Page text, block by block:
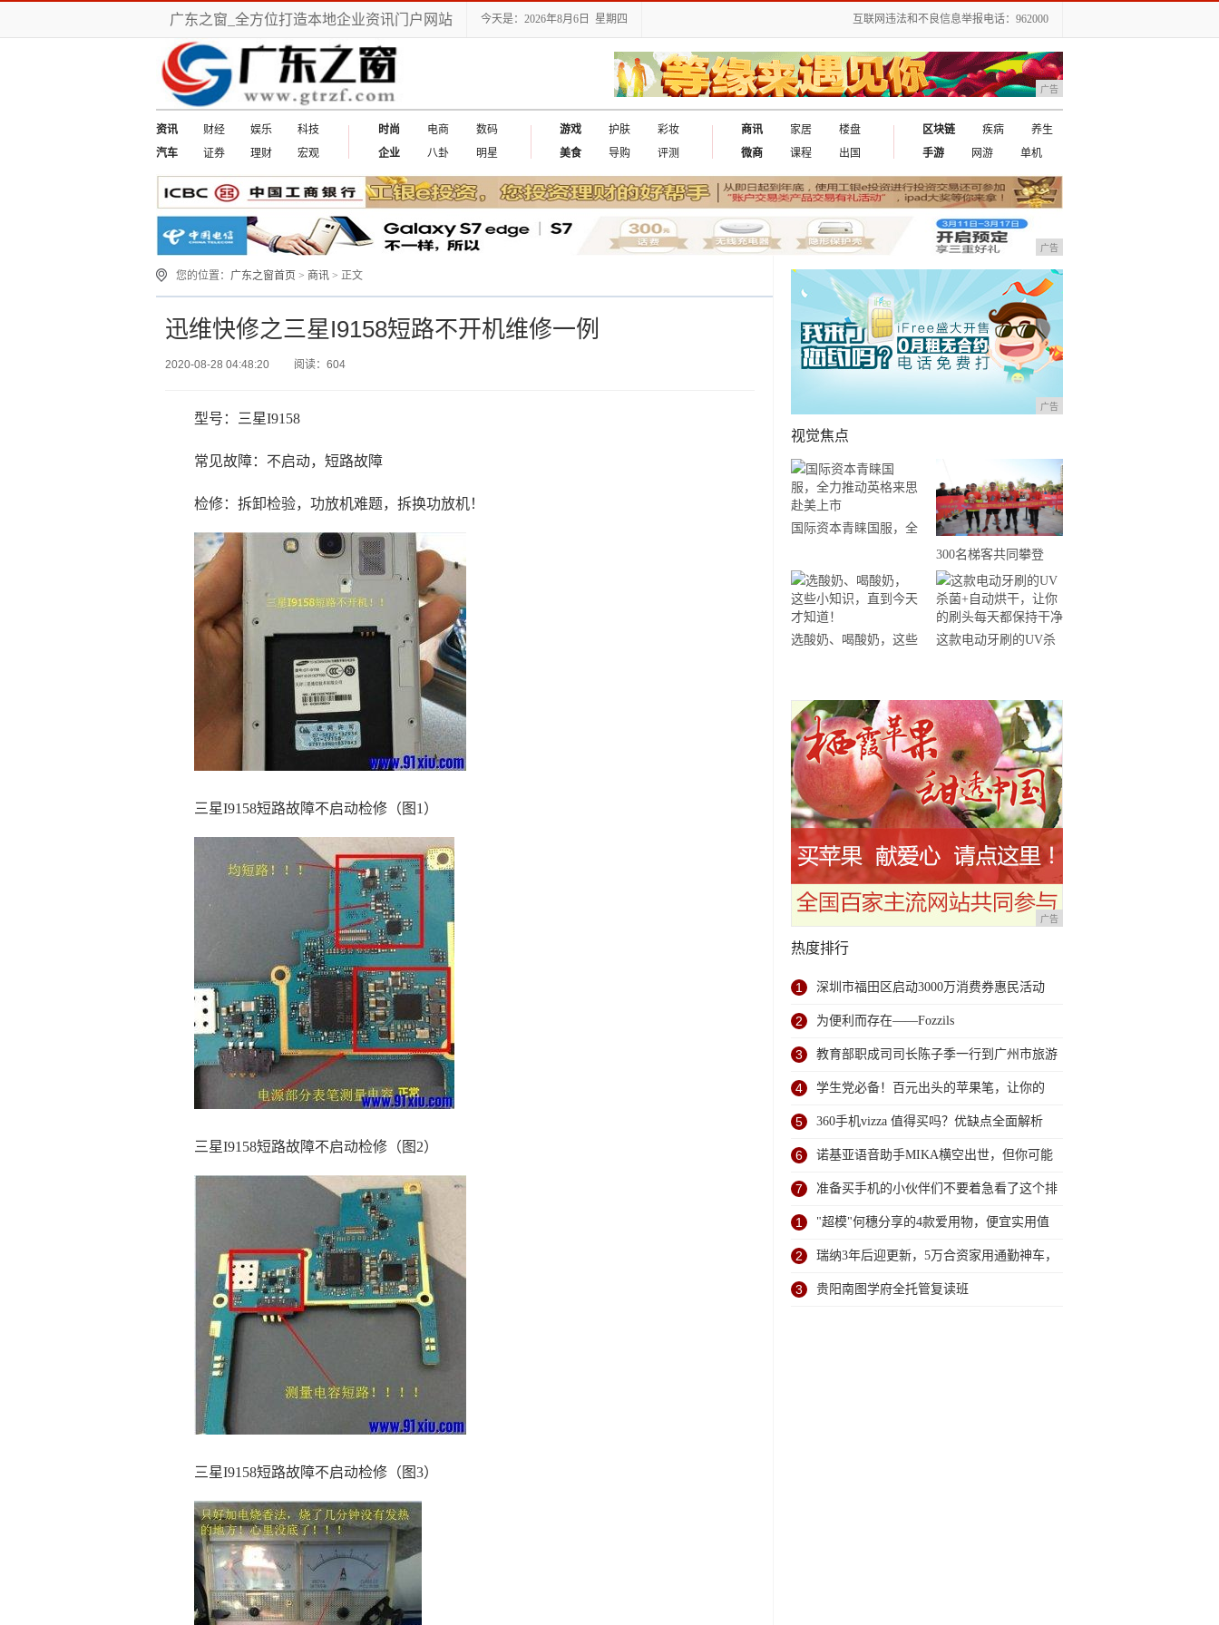
广东之窗_全方位打造本地企业资讯门户网站 今天是：2026年8月6日 星期四 互联网违法和不良信息举报电话：962000
广告
资讯 财经 娱乐
科技
汽车
证券 理财 宏观
时尚 电商
数码
企业
八卦 明星
游戏 护肤
彩妆
美食
导购 评测
商讯 家居
楼盘
微商
课程 出国
区块链 疾病
养生
手游
网游 单机
广告
您的位置： 广东之窗首页 > 商讯 > 正文
迅维快修之三星I9158短路不开机维修一例
2020-08-28 04:48:20 阅读：604
型号：三星I9158
常见故障：不启动，短路故障
检修：拆卸检验，功放机难题，拆换功放机！
三星I9158短路故障不启动检修（图1）
三星I9158短路故障不启动检修（图2）
三星I9158短路故障不启动检修（图3）
广告
视觉焦点
国际资本青睐国服，全
市
300名梯客共同攀登
2019国际垂直马拉松超
级精英赛顺德海骏达中
心站欢乐开跑
选酸奶、喝酸奶，这些
这款电动牙刷的UV杀
广告
热度排行
1 深圳市福田区启动3000万消费券惠民活动
2 为便利而存在——Fozzils
3 教育部职成司司长陈子季一行到广州市旅游
商务职业学校考察调研
4 学生党必备！百元出头的苹果笔，让你的
iPad成为学习神器
5 360手机vizza 值得买吗？优缺点全面解析
6 诺基亚语音助手MIKA横空出世，但你可能
用不上！
7 准备买手机的小伙伴们不要着急看了这个排
行榜再决定买哪款手机吧
1 "超模"何穗分享的4款爱用物，便宜实用值
得买，她好热爱生活
2 瑞纳3年后迎更新，5万合资家用通勤神车，
哪个型号最合适家用？
3 贵阳南图学府全托管复读班